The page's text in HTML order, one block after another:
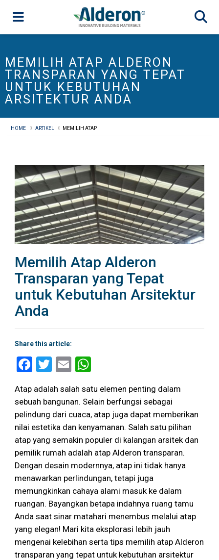
MEMILIH ATAP ALDERON
TRANSPARAN YANG TEPAT
UNTUK KEBUTUHAN
ARSITEKTUR ANDA
HOME ARTIKEL MEMILIH ATAP
Memilih Atap Alderon
Transparan yang Tepat
untuk Kebutuhan Arsitektur
Anda
Share this article:
Facebook
Twitter
Email
Atap adalah salah satu elemen penting dalam
sebuah bangunan. Selain berfungsi sebagai
pelindung dari cuaca, atap juga dapat memberikan
nilai estetika dan kenyamanan. Salah satu pilihan
atap yang semakin populer di kalangan arsitek dan
pemilik rumah adalah atap Alderon transparan.
Dengan desain modernnya, atap ini tidak hanya
menawarkan perlindungan, tetapi juga
memungkinkan cahaya alami masuk ke dalam
ruangan. Bayangkan betapa indahnya ruang tamu
Anda saat sinar matahari menembus melalui atap
yang elegan! Mari kita eksplorasi lebih jauh
mengenai kelebihan serta tips memilih atap Alderon
transparan yang tepat untuk kebutuhan arsitektur